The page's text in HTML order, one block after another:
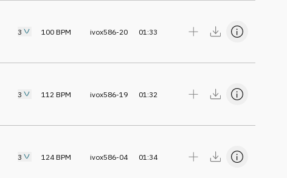
3 100 BPM ivox586-20 01:33
3 112 BPM ivox586-19 01:32
3 124BPM ivox586-04 01:34